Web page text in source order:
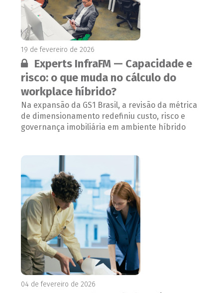
19 de fevereiro de 2026
Conteúdo restrito:
Experts InfraFM — Capacidade e
risco: o que muda no cálculo do
workplace híbrido?
Na expansão da GS1 Brasil, a revisão da métrica
de dimensionamento redefiniu custo, risco e
governança imobiliária em ambiente híbrido
04 de fevereiro de 2026